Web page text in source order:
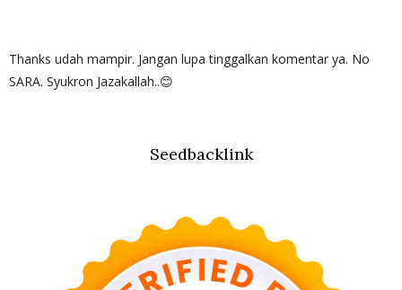
Thanks udah mampir. Jangan lupa tinggalkan komentar ya. No
SARA. Syukron Jazakallah..😊
Seedbacklink